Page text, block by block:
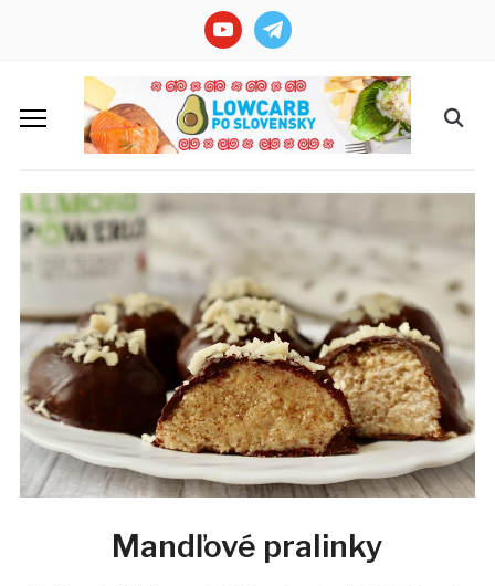
youtubetelegram
Mandľové pralinky